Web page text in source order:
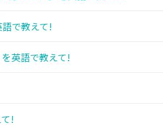
で教えて!
英語で教えて!
!